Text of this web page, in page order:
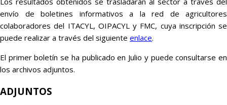
envío de boletines informativos a la red de agricultores
colaboradores del ITACYL, OIPACYL y FMC, cuya inscripción se
puede realizar a través del siguiente enlace.
El primer boletín se ha publicado en Julio y puede consultarse en
los archivos adjuntos.
ADJUNTOS